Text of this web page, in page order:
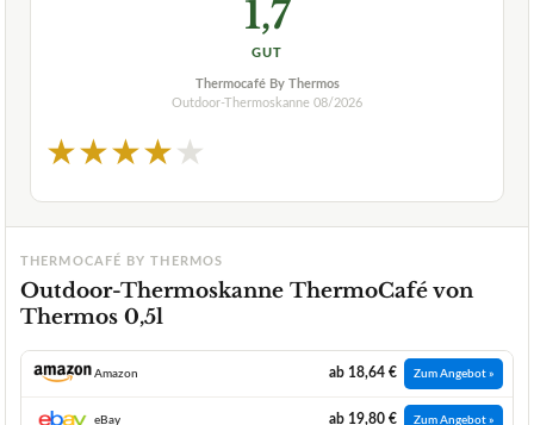
1,7
GUT
Thermocafé By Thermos
Outdoor-Thermoskanne 08/2026
★★★★★
THERMOCAFÉ BY THERMOS
Outdoor-Thermoskanne ThermoCafé von
Thermos 0,5l
Amazon ab 18,64 € Zum Angebot »
eBay ab 19,80 € Zum Angebot »